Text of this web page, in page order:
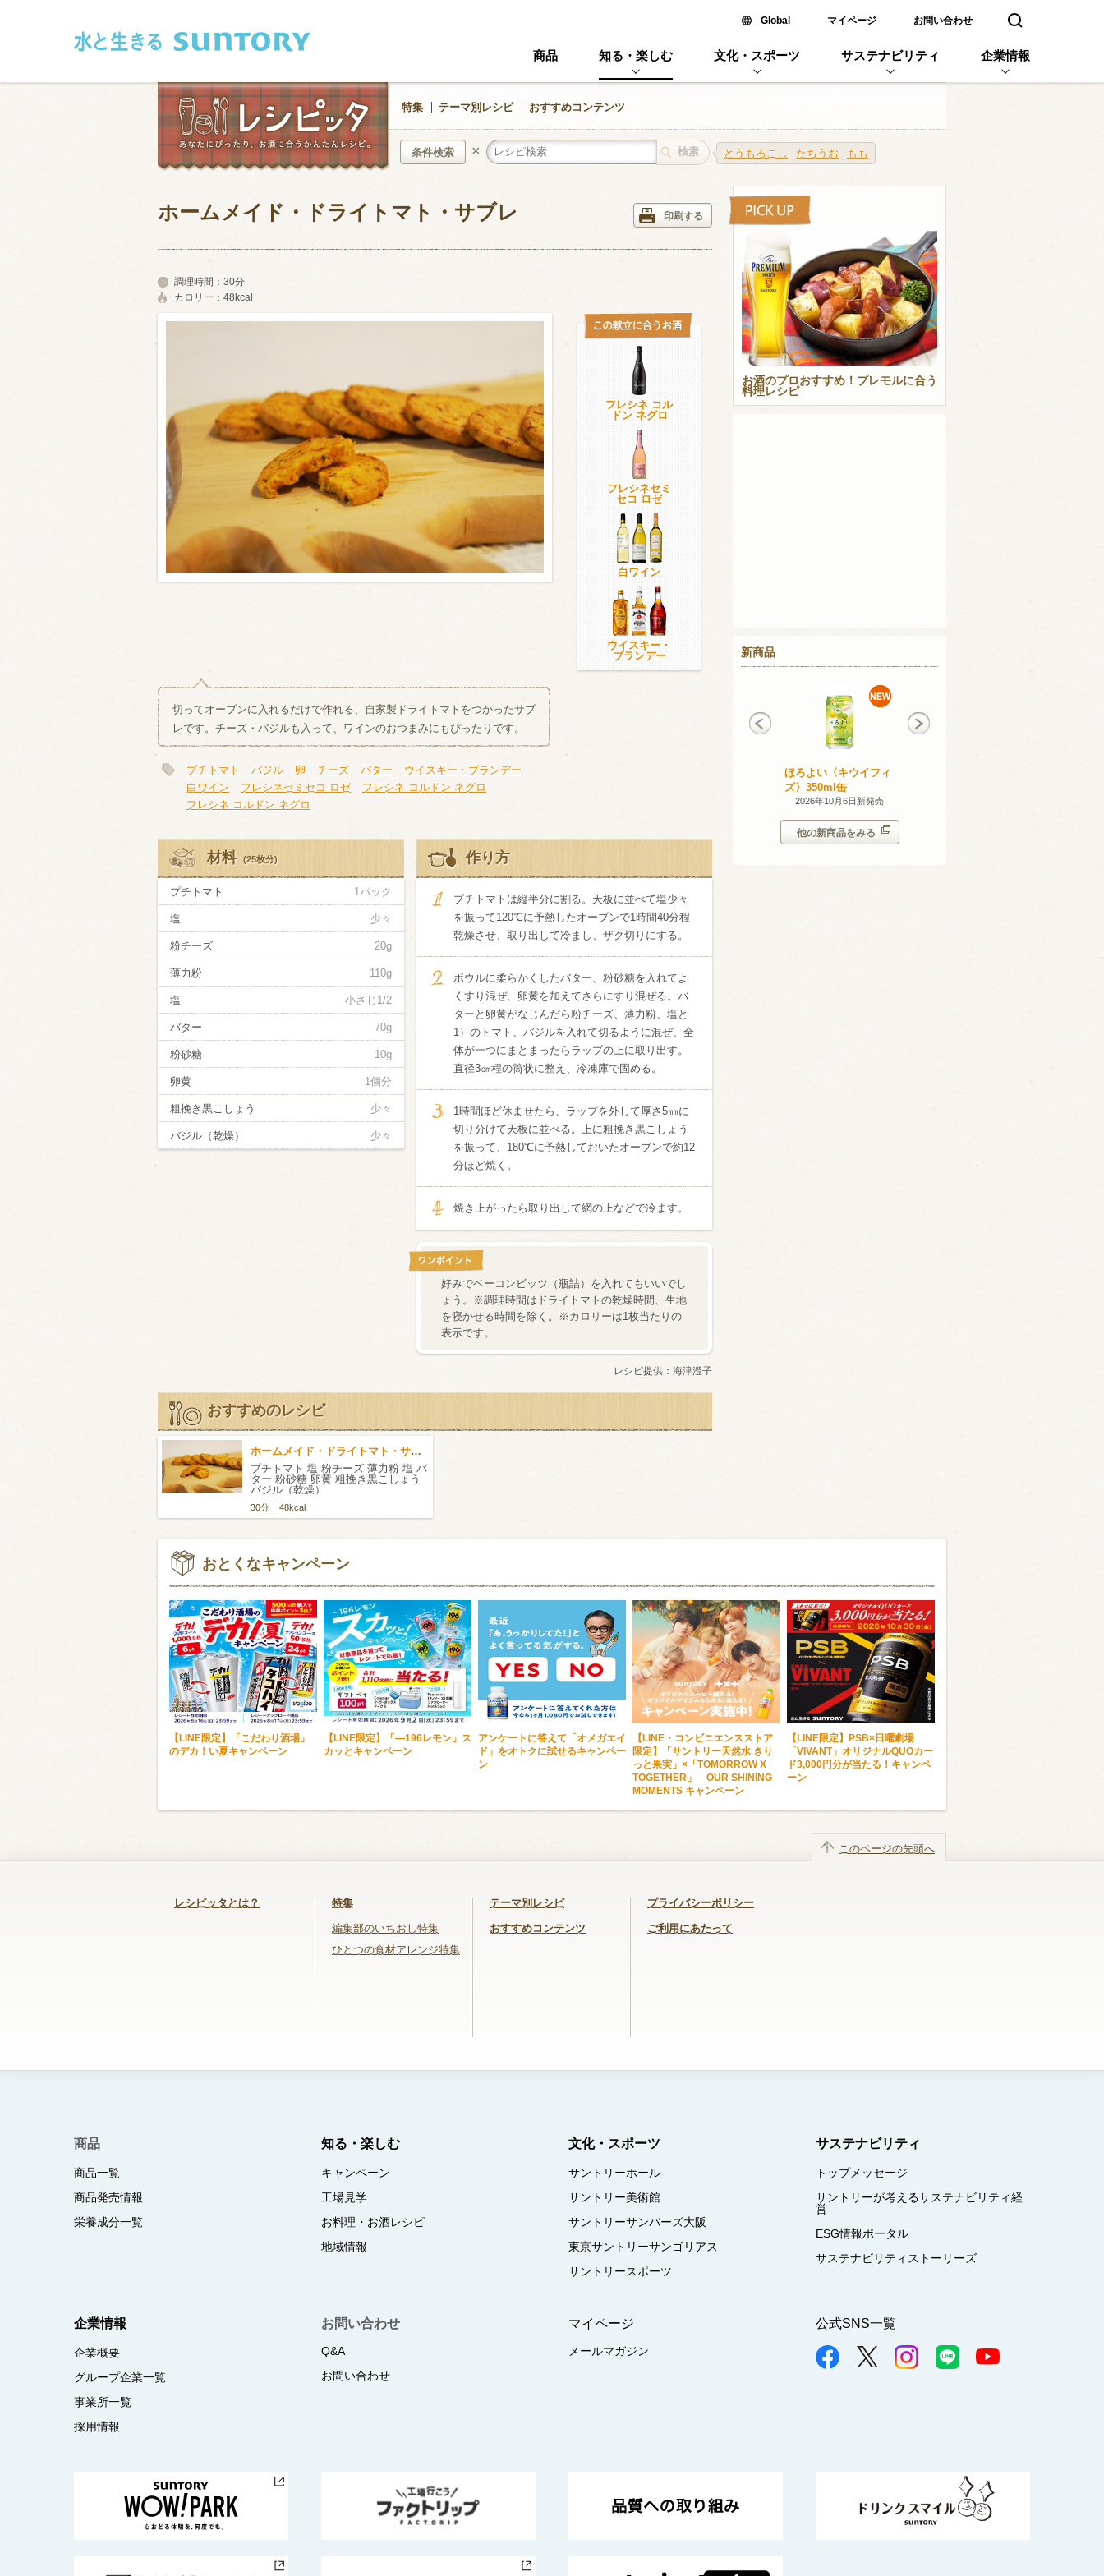
Global新しいウィンドウで開く
マイページ お問い合わせ 検索窓を開く
商品 知る・楽しむ 文化・スポーツ サステナビリティ 企業情報
特集 テーマ別レシピ おすすめコンテンツ
とうもろこし たちうお もも
条件検索 ×
和食 洋食 中華風 イタリアン
くだもの
ビール ハイボール（ウイスキー） ウイスキー・ブランデー 焼酎
白ワイン
検索
ホームメイド・ドライトマト・サブレ 印刷する
調理時間： 30分
カロリー： 48kcal
フレシネ コル
ドン ネグロ
フレシネセミ
セコ ロゼ
白ワイン
ウイスキー・
ブランデー
切ってオーブンに入れるだけで作れる、自家製ドライトマトをつかったサブ
レです。チーズ・バジルも入って、ワインのおつまみにもぴったりです。
プチトマト バジル 卵 チーズ バター
ウイスキー・ブランデー
白ワイン
フレシネセミセコ ロゼ
フレシネ コルドン ネグロ
フレシネ コルドン ネグロ
材料 (25枚分)
プチトマト 1パック
塩 少々
粉チーズ 20g
薄力粉 110g
塩 小さじ1/2
バター 70g
粉砂糖 10g
卵黄 1個分
粗挽き黒こしょう 少々
バジル（乾燥） 少々
作り方
プチトマトは縦半分に割る。天板に並べて塩少々
を振って120℃に予熱したオーブンで1時間40分程
乾燥させ、取り出して冷まし、ザク切りにする。
ボウルに柔らかくしたバター、粉砂糖を入れてよ
くすり混ぜ、卵黄を加えてさらにすり混ぜる。バ
ターと卵黄がなじんだら粉チーズ、薄力粉、塩と
1）のトマト、バジルを入れて切るように混ぜ、全
体が一つにまとまったらラップの上に取り出す。
直径3㎝程の筒状に整え、冷凍庫で固める。
1時間ほど休ませたら、ラップを外して厚さ5㎜に
切り分けて天板に並べる。上に粗挽き黒こしょう
を振って、180℃に予熱しておいたオーブンで約12
分ほど焼く。
焼き上がったら取り出して網の上などで冷ます。
好みでベーコンビッツ（瓶詰）を入れてもいいでし
ょう。※調理時間はドライトマトの乾燥時間、生地
を寝かせる時間を除く。※カロリーは1枚当たりの
表示です。
レシピ提供： 海津澄子
おすすめのレシピ
ホームメイド・ドライトマト・サブレ
プチトマト 塩 粉チーズ 薄力粉 塩 バ
ター 粉砂糖 卵黄 粗挽き黒こしょう
バジル（乾燥）
30分 48kcal
お酒のプロおすすめ！プレモルに合う
料理レシピ
新商品
ほろよい〈キウイフィ
ズ〉350ml缶
2026年10月6日新発売
他の新商品をみる
おとくなキャンペーン
【LINE限定】「こだわり酒場」
のデカ！い夏キャンペーン
【LINE限定】「―196レモン」ス
カッとキャンペーン
アンケートに答えて「オメガエイ
ド」をオトクに試せるキャンペー
ン
【LINE・コンビニエンスストア
限定】「サントリー天然水 きり
っと果実」×「TOMORROW X
TOGETHER」 OUR SHINING
MOMENTS キャンペーン
【LINE限定】PSB×日曜劇場
「VIVANT」オリジナルQUOカー
ド3,000円分が当たる！キャンペ
ーン
レシピッタとは？ 特集
編集部のいちおし特集
ひとつの食材アレンジ特集
テーマ別レシピ
おすすめコンテンツ
プライバシーポリシー
ご利用にあたって
このページの先頭へ
商品
商品一覧
商品発売情報
栄養成分一覧
知る・楽しむ
キャンペーン
工場見学
お料理・お酒レシピ
地域情報
文化・スポーツ
サントリーホール
サントリー美術館
サントリーサンバーズ大阪
東京サントリーサンゴリアス
サントリースポーツ
サステナビリティ
トップメッセージ
サントリーが考えるサステナビリティ経
営
ESG情報ポータル
サステナビリティストーリーズ
企業情報
企業概要
グループ企業一覧
事業所一覧
採用情報
お問い合わせ
Q&A
お問い合わせ
マイページ
メールマガジン
公式SNS一覧